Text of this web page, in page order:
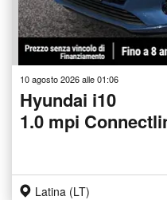
10 agosto 2026 alle 01:06
Hyundai i10
1.0 mpi
Latina (LT)